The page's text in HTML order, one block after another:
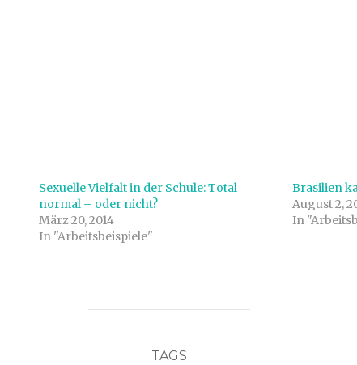
Sexuelle Vielfalt in der Schule: Total
normal – oder nicht?
März 20, 2014
In "Arbeitsbeispiele"
Brasilien
August 2,
In
TAGS